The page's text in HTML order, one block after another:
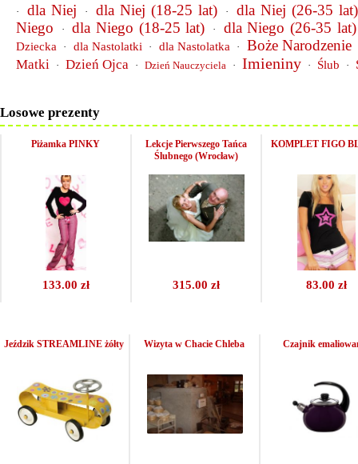
· dla Niej · dla Niej (18-25 lat) ·
dla Niej (26-35 lat)
Niego
· dla Niego (18-25 lat) · dla Niego (26-35 lat)
Dziecka · dla Nastolatki · dla Nastolatka · Boże Narodzenie
Matki · Dzień Ojca · Dzień Nauczyciela · Imieniny · Ślub ·
Losowe prezenty
133.00 zł
Piżamka PINKY
315.00 zł
Lekcje Pierwszego Tańca
Ślubnego (Wrocław)
83.00 zł
KOMPLET FIGO
Jeździk STREAMLINE żółty Wizyta w Chacie Chleba Czajnik